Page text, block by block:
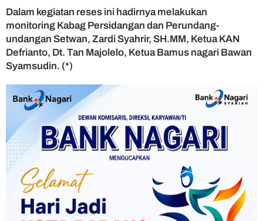
Dalam kegiatan reses ini hadirnya melakukan
monitoring Kabag Persidangan dan Perundang-
undangan Setwan, Zardi Syahrir, SH.MM, Ketua KAN
Defrianto, Dt. Tan Majolelo, Ketua Bamus nagari Bawan
Syamsudin. (*)